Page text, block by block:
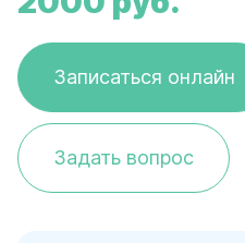
Записаться онлайн
Задать вопрос